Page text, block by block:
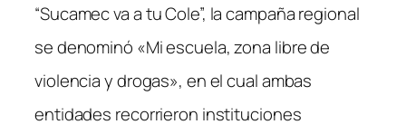
“Sucamec va a tu Cole”, la campaña regional
se denominó «Mi escuela, zona libre de
violencia y drogas», en el cual ambas
entidades recorrieron instituciones